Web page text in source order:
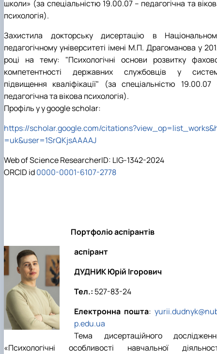
школи» (за спеціальністю 19.00.07 – педагогічна та
психологія).
Захистила докторську дисертацію в
педагогічному університеті імені М.П. Драгоманова у
році на тему: "Психологічні основи розвитку
компетентності державних службовців у
підвищення кваліфікації" (за спеціальністю 19.00.07
педагогічна та вікова психологія).
Профіль у у google scholar:
https://scholar.google.com/
=uk&user=1SrQKjsAAAAJ
Web of Science ResearcherID: LIG-1342-2024
ОRCІD іd0000-0001-6107-2778
Портфоліо аспірантів
аспірант
ДУДНИК Юрій Ігорович
Тел.: 527-83-24
Електронна пошта:
p.edu.ua
Тема дисертаційного
«Психологічні особливості навчальної